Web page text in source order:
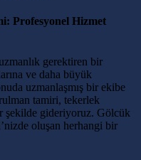
Profesyonel Hizmet
gerektiren bir
ve daha büyük
uzmanlaşmış bir ekibe
tamiri, tekerlek
şekilde gideriyoruz. Gölcük
oluşan herhangi bir